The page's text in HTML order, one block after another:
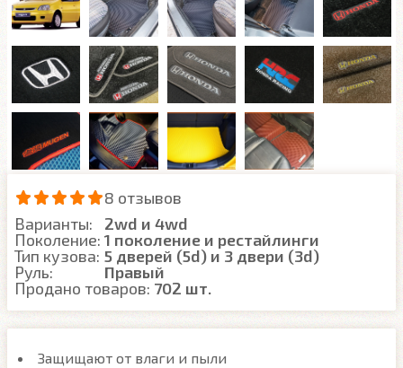
8 отзывов
Варианты:
2wd и 4wd
Поколение: 1 поколение и рестайлинги
Тип кузова: 5 дверей (5d) и 3 двери (3d)
Руль:
Правый
Продано товаров: 702 шт.
Защищают от влаги и пыли